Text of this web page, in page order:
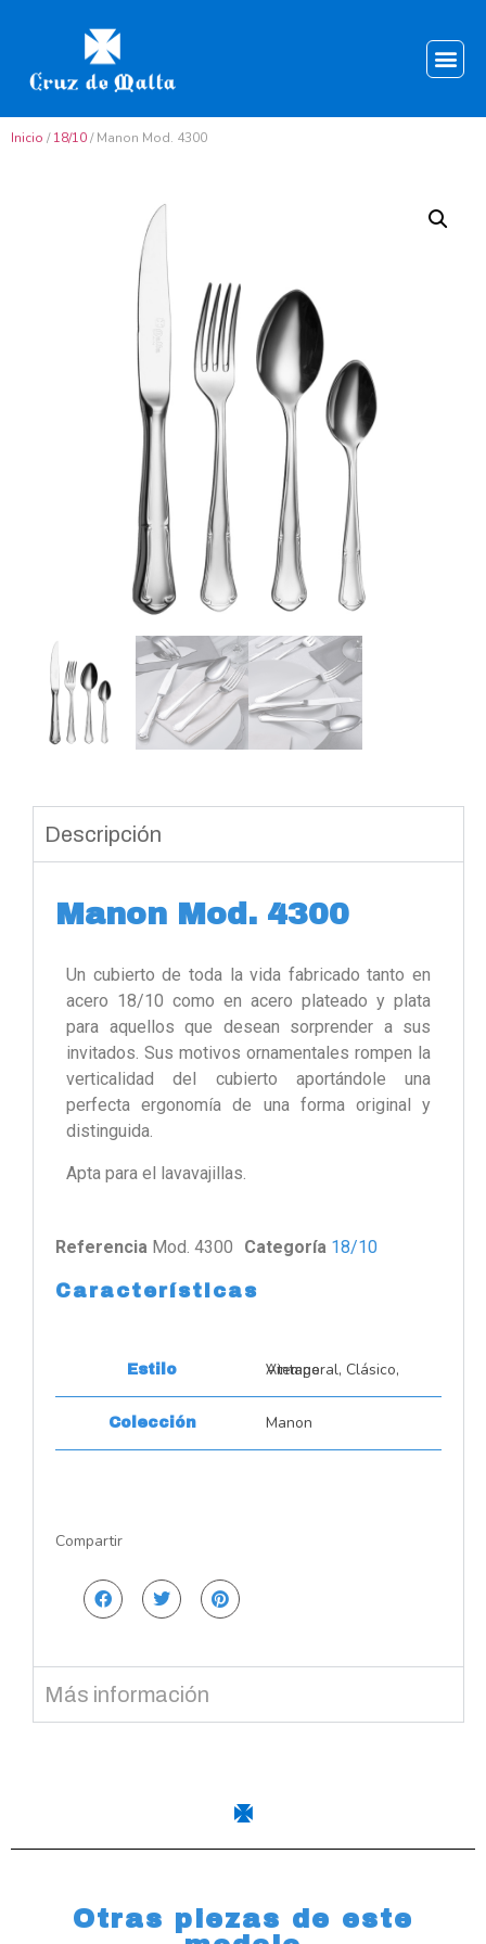
Inicio /18/10/ Manon Mod. 4300
Descripción
Manon Mod. 4300
Un cubierto de toda la vida fabricado tanto en
acero 18/10 como en acero plateado y plata
para aquellos que desean sorprender a sus
invitados. Sus motivos ornamentales rompen la
verticalidad del cubierto aportándole una
perfecta ergonomía de una forma original y
distinguida.
Apta para el lavavajillas.
Referencia Mod. 4300 Categoría 18/10
Características
Estilo Atemporal, Clásico, Vintage
Colección Manon
Compartir
Más información
Otras piezas de este